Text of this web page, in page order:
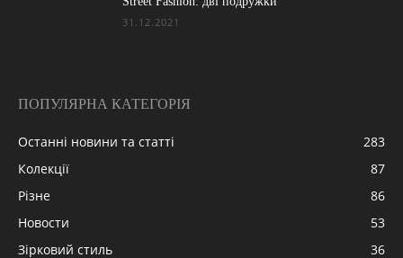
31.12.2021
ПОПУЛЯРНА КАТЕГОРІЯ
Останні новини та статті
283
Колекції
87
Різне
86
Новости
53
Зірковий стиль
36